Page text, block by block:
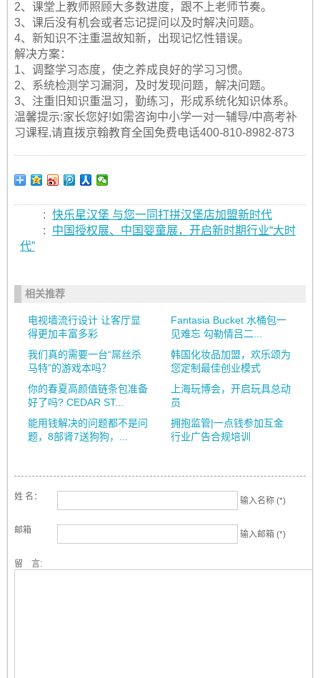
2、课堂上教师照顾大多数进度，跟不上老师节奏。
3、课后没有机会或者忘记提问以及时解决问题。
4、新知识不注重温故知新，出现记忆性错误。
解决方案：
1、调整学习态度，使之养成良好的学习习惯。
2、系统检测学习漏洞，及时发现问题，解决问题。
3、注重旧知识重温习，勤练习，形成系统化知识体系。
温馨提示:家长您好!如需咨询中小学一对一辅导/中高考补
习课程,请直拨京翰教育全国免费电话400-810-8982-873
: 快乐星汉堡 与您一同打拼汉堡店加盟新时代
:
中国授权展、中国婴童展，开启新时期行业“大时
代”
相关推荐
电视墙流行设计 让客厅显
得更加丰富多彩
Fantasia Bucket 水桶包一
见难忘 勾勒情吕二...
我们真的需要一台“屌丝杀
马特”的游戏本吗？
韩国化妆品加盟，欢乐颂为
您定制最佳创业模式
你的春夏高颜值链条包准备
好了吗? CEDAR ST...
上海玩博会，开启玩具总动
员
能用钱解决的问题都不是问
题，8部肾7送狗狗，...
拥抱监管|一点钱参加互金
行业广告合规培训
姓 名： 输入名称 (*)
邮箱 输入邮箱 (*)
留 言: